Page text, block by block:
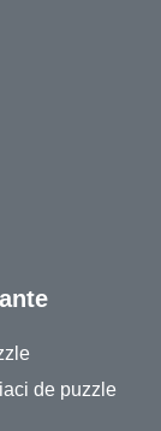
de puzzle